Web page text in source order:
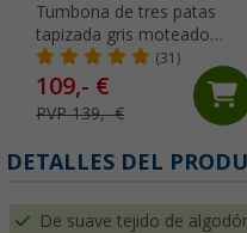
Tumbona de tres patas
tapizada gris moteado
Berger
(31)
109,- €
PVP 139,- €
DETALLES DEL
De suave tejido de